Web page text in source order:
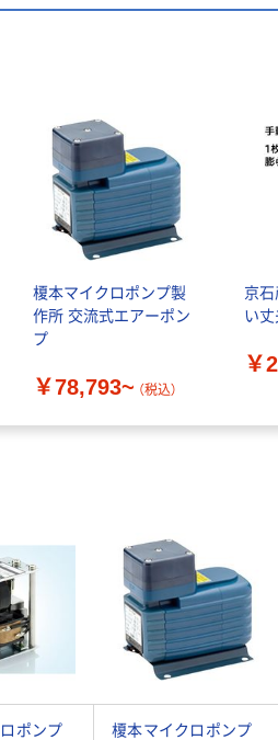
榎本マイクロポンプ製
作所 交流式エアーポン
プ
￥78,793~ （税込）
京
い
￥
ポンプ
榎本マイクロポンプ